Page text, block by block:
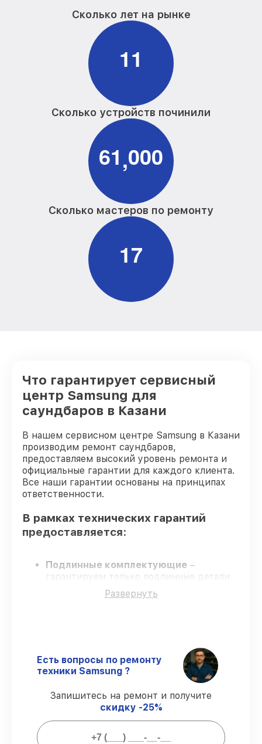
Сколько лет на рынке
11
Сколько устройств починили
61,000
Сколько мастеров по ремонту
17
Что гарантирует сервисный
центр Samsung для
саундбаров в Казани
В нашем сервисном центре Samsung в Казани
производим ремонт саундбаров,
предоставляем высокий уровень ремонта и
официальные гарантии для каждого клиента.
Все наши гарантии основаны на принципах
ответственности.
В рамках технических гарантий
предоставляется:
Подлинные комплектующие –
гарантируем только подлинные детали
для саундбаров.
Квалифицированные специалисты
соблюдаем сроки, согласованные с
клиентом.
Сервис с гарантией
– официальная
Что мы гарантируем при
восстановлении саундбаров:
Развернуть
Есть вопросы по ремонту
техники Samsung ?
Запишитесь на ремонт и получите
скидку -25%